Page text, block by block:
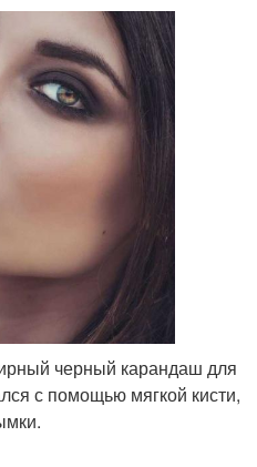
черный карандаш для
с помощью мягкой кисти,